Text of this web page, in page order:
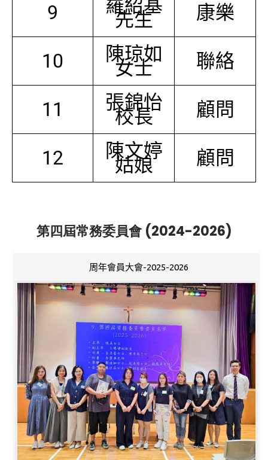
9 羅紹基
先生 康樂
10 陳琼如
女士 聯絡
11 張錦怡
校長 顧問
12 陳文婷
姑娘 顧問
第四屆常務委員會 (2024-2026)
周年會員大會-2025-2026